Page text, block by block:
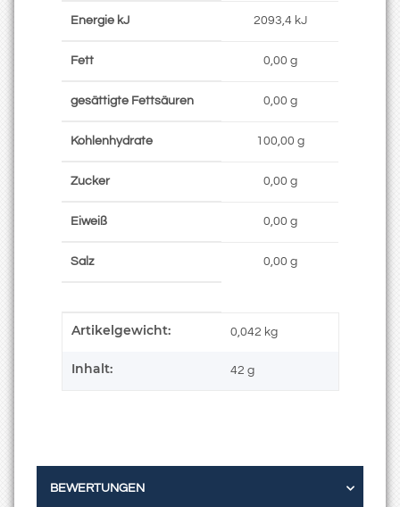
Energie kJ 2093,4 kJ
Fett 0,00 g
gesättigte Fettsäuren 0,00 g
Kohlenhydrate 100,00 g
Zucker 0,00 g
Eiweiß 0,00 g
Salz 0,00 g
Produkteigenschaft
Wert
Artikelgewicht: 0,042 kg
Inhalt: 42 g
BEWERTUNGEN